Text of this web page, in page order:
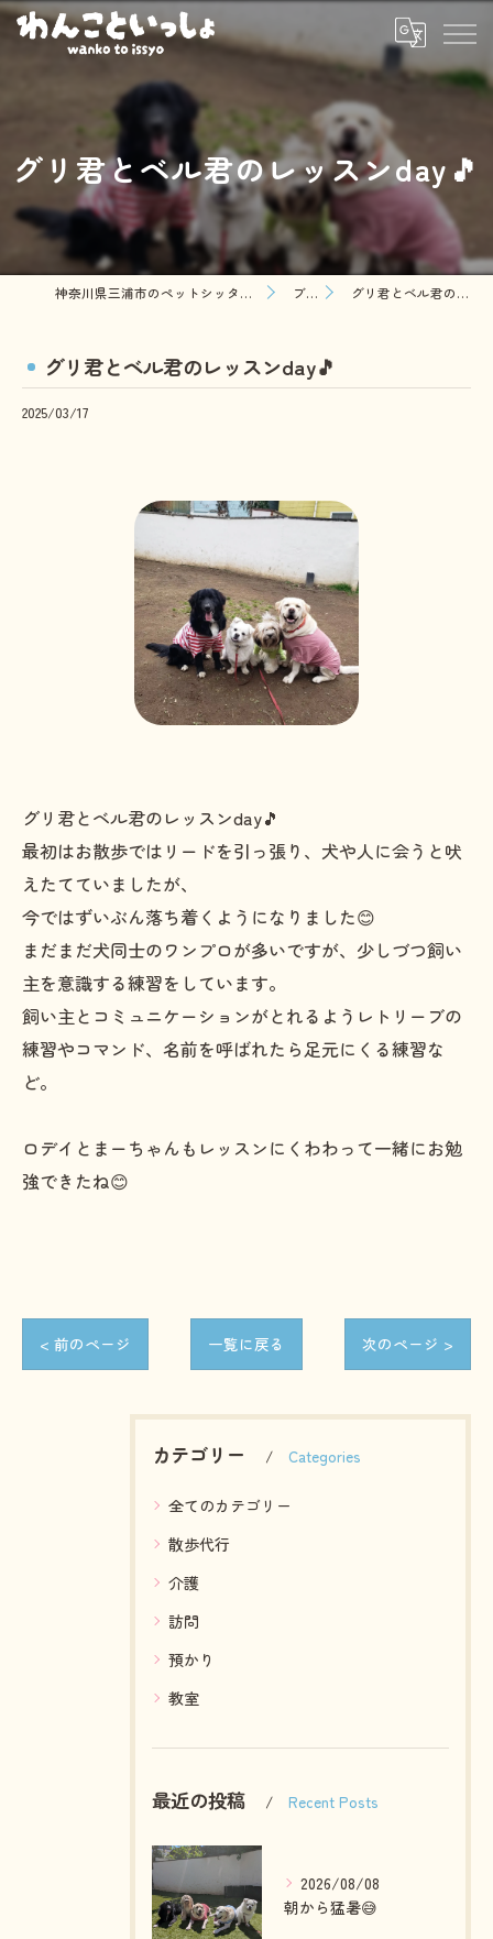
グリ君とベル君のレッスンday🎵
神奈川県三浦市のペットシッターならわんこといっしょ ブログ グリ君とベル君のレッスンday🎵
グリ君とベル君のレッスンday🎵
2025/03/17
グリ君とベル君のレッスンday🎵
最初はお散歩ではリードを引っ張り、犬や人に会うと吠
えたてていましたが、
今ではずいぶん落ち着くようになりました😊
まだまだ犬同士のワンプロが多いですが、少しづつ飼い
主を意識する練習をしています。
飼い主とコミュニケーションがとれるようレトリーブの
練習やコマンド、名前を呼ばれたら足元にくる練習な
ど。
ロデイとまーちゃんもレッスンにくわわって一緒にお勉
強できたね😊
< 前のページ 一覧に戻る 次のページ >
カテゴリー Categories
全てのカテゴリー
散歩代行
介護
訪問
預かり
教室
最近の投稿 Recent Posts
2026/08/08
朝から猛暑😅